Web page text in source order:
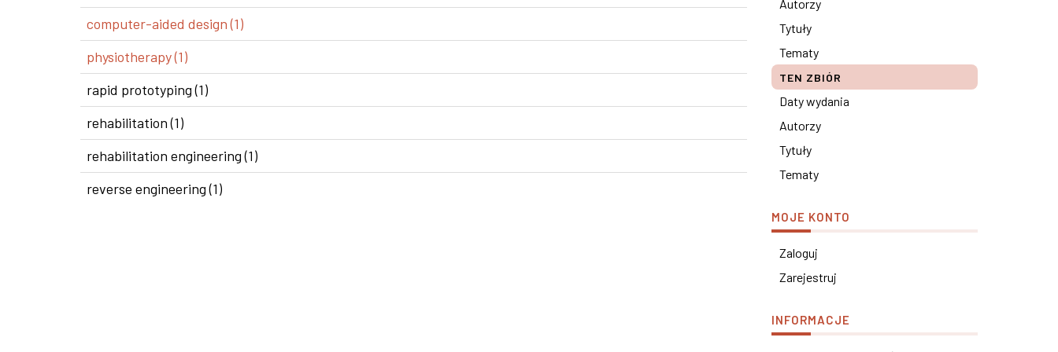
computer-aided design (1)
physiotherapy (1)
rapid prototyping (1)
rehabilitation (1)
rehabilitation engineering (1)
reverse engineering (1)
Autorzy
Tytuły
Tematy
TEN ZBIÓR
Daty wydania
Autorzy
Tytuły
Tematy
MOJE KONTO
Zaloguj
Zarejestruj
INFORMACJE